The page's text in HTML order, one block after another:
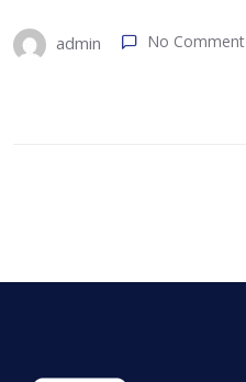
admin No Comment